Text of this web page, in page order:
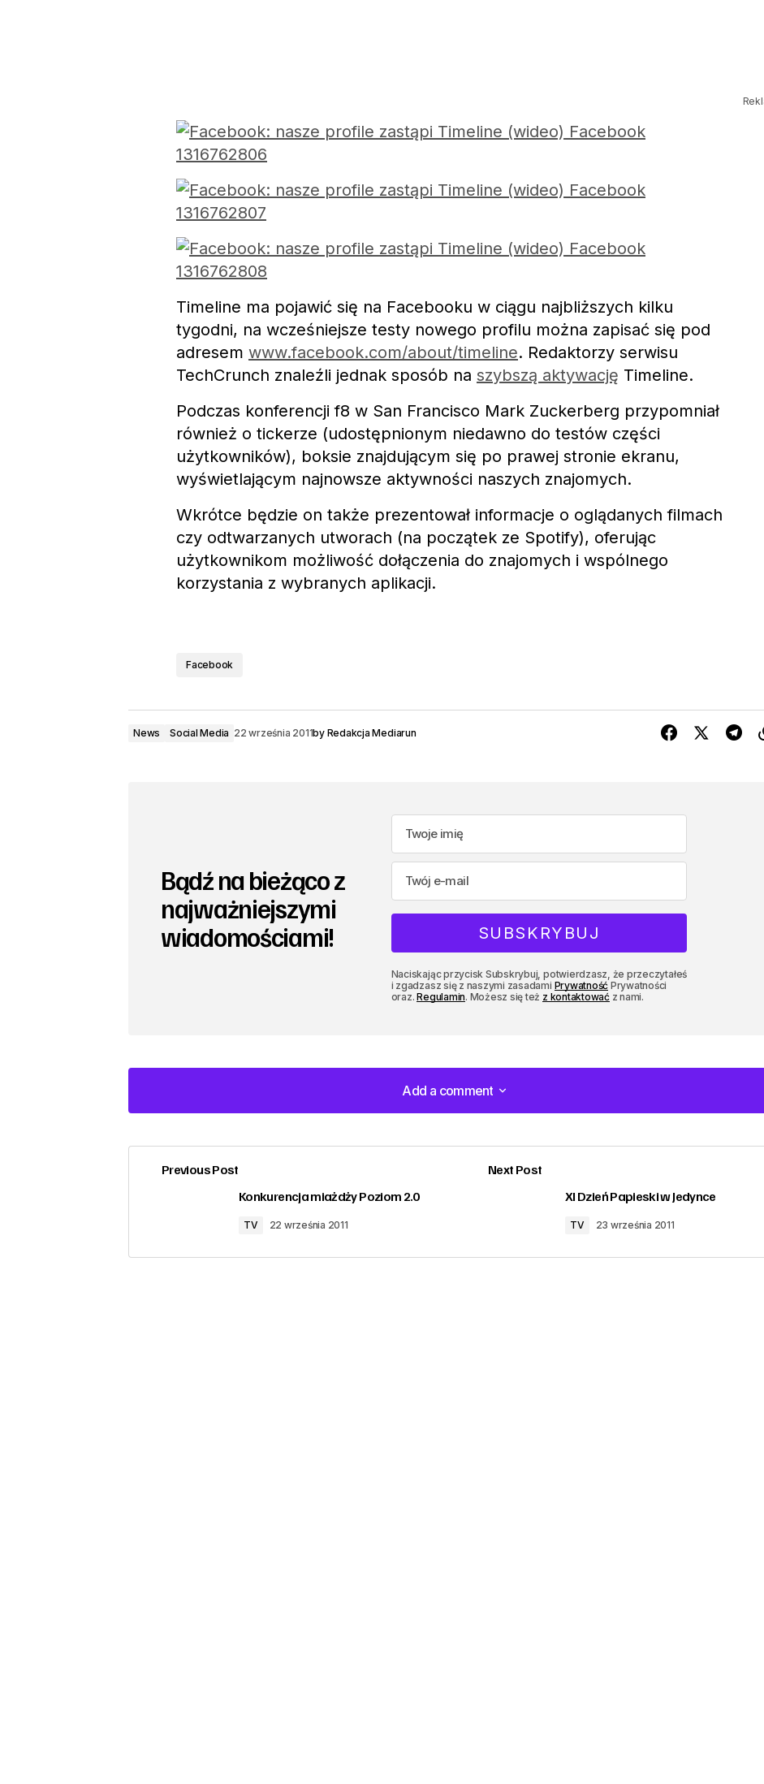
Timeline ma pojawić się na Facebooku w ciągu najbliższych kilku
tygodni, na wcześniejsze testy nowego profilu można zapisać się pod
adresem www.facebook.com/about/timeline. Redaktorzy serwisu
TechCrunch znaleźli jednak sposób na szybszą aktywację Timeline.
Podczas konferencji f8 w San Francisco Mark Zuckerberg przypomniał
również o tickerze (udostępnionym niedawno do testów części
użytkowników), boksie znajdującym się po prawej stronie ekranu,
wyświetlającym najnowsze aktywności naszych znajomych.
Wkrótce będzie on także prezentował informacje o oglądanych filmach
czy odtwarzanych utworach (na początek ze Spotify), oferując
użytkownikom możliwość dołączenia do znajomych i wspólnego
korzystania z wybranych aplikacji.
Facebook
News Social Media 22 września 2011by Redakcja Mediarun
Bądź na bieżąco z
najważniejszymi
wiadomościami!
Naciskając przycisk Subskrybuj, potwierdzasz, że przeczytałeś
i zgadzasz się z naszymi zasadami Prywatność Prywatności
oraz.Regulamin. Możesz się też z kontaktowaćz nami.
Add a comment
Add a comment
zalogować
Previous Post
Konkurencja miażdży Poziom 2.0
TV 22 września 2011
Next Post
XI Dzień Papieski w Jedynce
TV 23 września 2011